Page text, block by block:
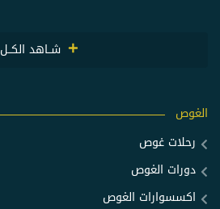
شــاهد الكــل
الغوص
رحلات غوص
دورات الغوص
اكسسوارات الغوص